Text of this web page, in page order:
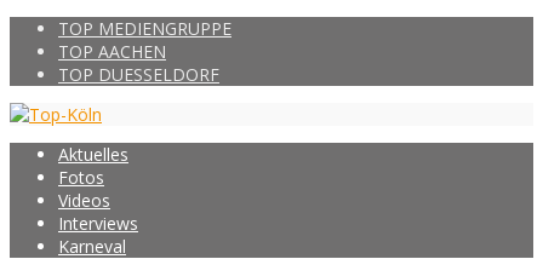
TOP MEDIENGRUPPE
TOP AACHEN
TOP DUESSELDORF
Aktuelles
Fotos
Videos
Interviews
Karneval